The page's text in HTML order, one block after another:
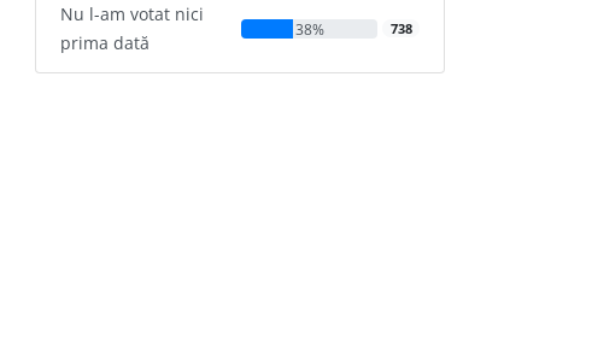
Nu l-am votat nici
prima dată
38% 738